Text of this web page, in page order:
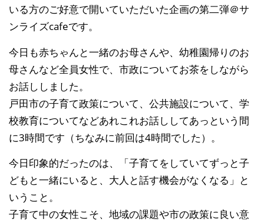
いる方のご好意で開いていただいた企画の第二弾＠サ
ンライズcafeです。
今日も赤ちゃんと一緒のお母さんや、幼稚園帰りのお
母さんなど全員女性で、市政についてお茶をしながら
お話ししました。
戸田市の子育て政策について、公共施設について、学
校教育についてなどあれこれお話ししてあっという間
に3時間です（ちなみに前回は4時間でした）。
今日印象的だったのは、「子育てをしていてずっと子
どもと一緒にいると、大人と話す機会がなくなる」と
いうこと。
子育て中の女性こそ、地域の課題や市の政策に良い意